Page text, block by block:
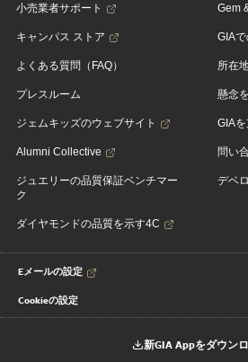
小売業者サポート
キャンパス ストア
よくある質問（FAQ）
プレスルーム
ジェムキッズのウェブサイト
Alumni Collective
ジュエリーの品質保証ベンチマー
ク
ダイヤモンドの品質を示す4C
Gem
GIA
所在
懸念
GIA
問い
デベ
Eメールの設定
Cookieの設定
新GIA Appをダウン